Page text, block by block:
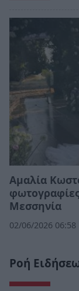
Αμαλία
Μεσσηνία
02/06/2026 06:58
Ροή